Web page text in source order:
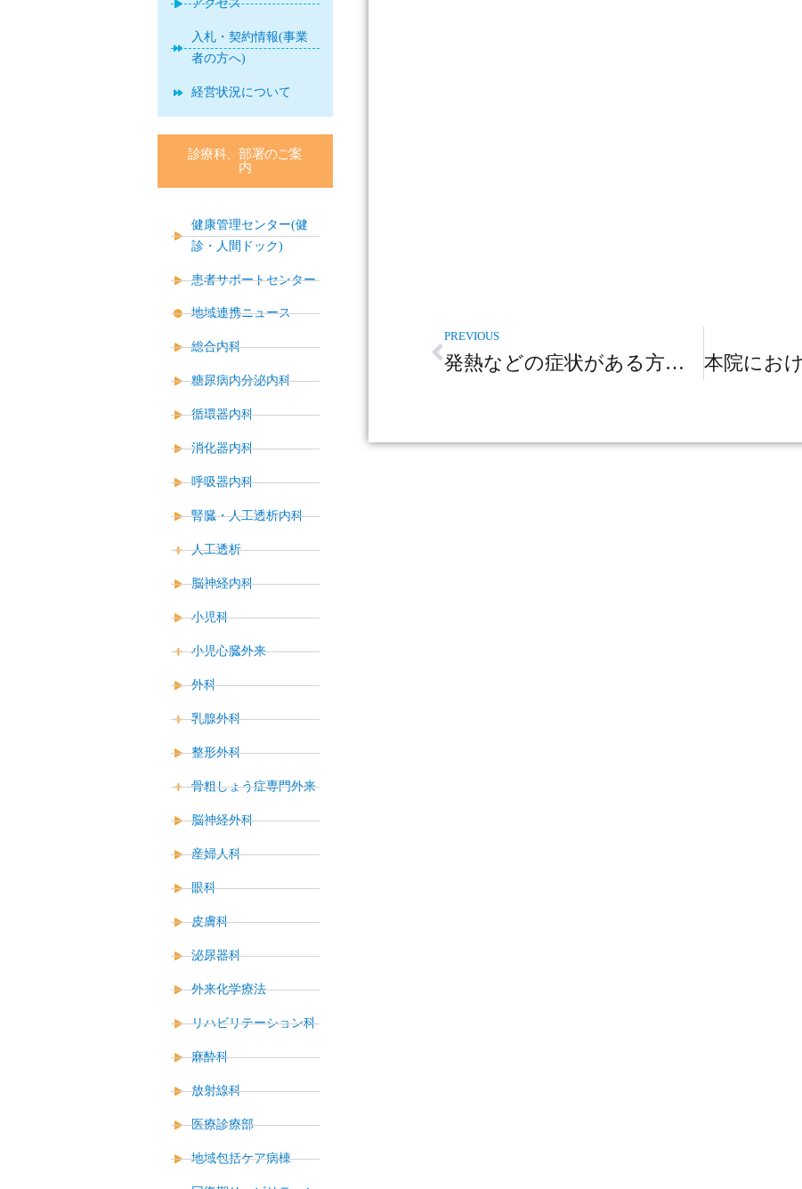
アクセス
入札・契約情報(事業
者の方へ)
経営状況について
診療科、部署のご案
内
健康管理センター(健
診・人間ドック)
患者サポートセンター
地域連携ニュース
総合内科
糖尿病内分泌内科
循環器内科
消化器内科
呼吸器内科
腎臓・人工透析内科
人工透析
脳神経内科
小児科
小児心臓外来
外科
乳腺外科
整形外科
骨粗しょう症専門外来
脳神経外科
産婦人科
眼科
皮膚科
泌尿器科
外来化学療法
リハビリテーション科
麻酔科
放射線科
医療診療部
地域包括ケア病棟
PREVIOUS
発熱などの症状がある方へのお願い